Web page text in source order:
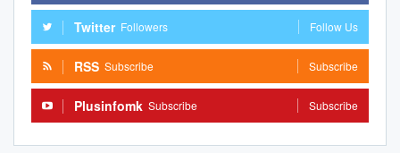
Twitter Followers Follow Us
RSS Subscribe Subscribe
Plusinfomk Subscribe Subscribe